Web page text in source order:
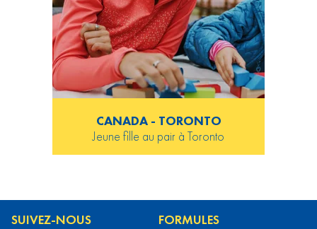
CANADA - TORONTO
Jeune fille au pair à Toronto
SUIVEZ-NOUS FORMULES